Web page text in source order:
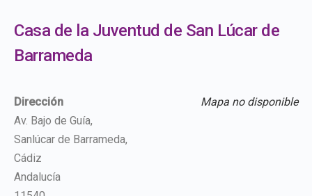
Casa de la Juventud de San Lúcar de
Barrameda
Mapa no disponible
Dirección
Av. Bajo de Guía,
Sanlúcar de Barrameda,
Cádiz
Andalucía